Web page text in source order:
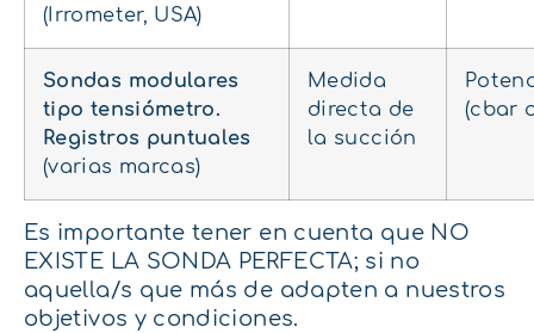
(Irrometer, USA)
Sondas modulares
tipo tensiómetro.
Registros puntuales
(varias marcas)
Medida
directa de
la succión
(cbar
Es importante tener en cuenta que NO
EXISTE LA SONDA PERFECTA; si no
aquella/s que más de adapten a nuestros
objetivos y condiciones.